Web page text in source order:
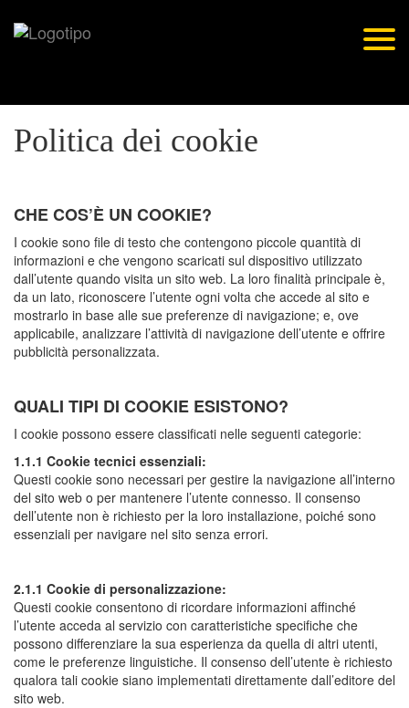
content
Politica dei cookie
CHE COS’È UN COOKIE?
I cookie sono file di testo che contengono piccole quantità di
informazioni e che vengono scaricati sul dispositivo utilizzato
dall’utente quando visita un sito web. La loro finalità principale è,
da un lato, riconoscere l’utente ogni volta che accede al sito e
mostrarlo in base alle sue preferenze di navigazione; e, ove
applicabile, analizzare l’attività di navigazione dell’utente e offrire
pubblicità personalizzata.
QUALI TIPI DI COOKIE ESISTONO?
I cookie possono essere classificati nelle seguenti categorie:
1.1.1 Cookie tecnici essenziali:
Questi cookie sono necessari per gestire la navigazione all’interno
del sito web o per mantenere l’utente connesso. Il consenso
dell’utente non è richiesto per la loro installazione, poiché sono
essenziali per navigare nel sito senza errori.
2.1.1 Cookie di personalizzazione:
Questi cookie consentono di ricordare informazioni affinché
l’utente acceda al servizio con caratteristiche specifiche che
possono differenziare la sua esperienza da quella di altri utenti,
come le preferenze linguistiche. Il consenso dell’utente è richiesto
qualora tali cookie siano implementati direttamente dall’editore del
sito web.